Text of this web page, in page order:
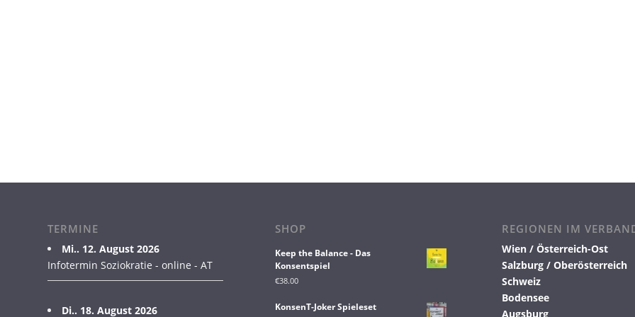
TERMINE
Mi.. 12. August 2026
Infotermin Soziokratie - online - AT
Di.. 18. August 2026
SHOP
Keep the Balance - Das
Konsentspiel
€38.00
KonsenT-Joker Spieleset
REGIONEN IM
Wien / Österreich-Ost
Salzburg / Oberösterreich
Schweiz
Bodensee
Augsburg